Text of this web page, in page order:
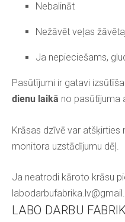
LABO DARBU
Nebalināt
Nežāvēt veļas
Ja nepieciešams,
Pasūtījumi ir gatavi
dienu laikā no pasūtījuma
Krāsas dzīvē var atšķirties
monitora uzstādījumu dēļ.
Ja neatrodi kāroto krāsu